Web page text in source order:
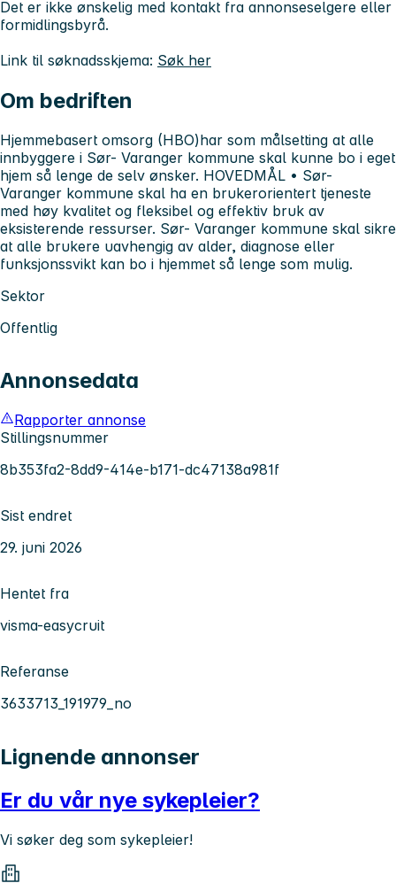
Det er ikke ønskelig med kontakt fra annonseselgere eller
formidlingsbyrå.
Link til søknadsskjema: Søk her
Om bedriften
Hjemmebasert omsorg (HBO)har som målsetting at alle
innbyggere i Sør- Varanger kommune skal kunne bo i eget
hjem så lenge de selv ønsker. HOVEDMÅL • Sør-
Varanger kommune skal ha en brukerorientert tjeneste
med høy kvalitet og fleksibel og effektiv bruk av
eksisterende ressurser. Sør- Varanger kommune skal sikre
at alle brukere uavhengig av alder, diagnose eller
funksjonssvikt kan bo i hjemmet så lenge som mulig.
Sektor
Offentlig
Annonsedata
Rapporter annonse
Stillingsnummer
8b353fa2-8dd9-414e-b171-dc47138a981f
Sist endret
29. juni 2026
Hentet fra
visma-easycruit
Referanse
3633713_191979_no
Lignende annonser
Er du vår nye sykepleier?
Vi søker deg som sykepleier!